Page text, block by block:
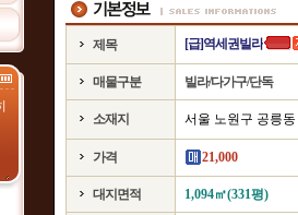
제목 [급]역세권빌라
매물구분 빌라/다가구/단독
소재지 서울 노원구 공릉동
가격 21,000
대지면적 1,094㎡(331평)